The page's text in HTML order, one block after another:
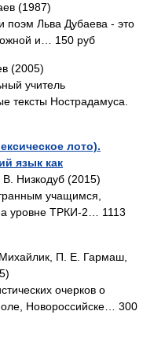
(1987)
поэм Льва Дубаева - это
и… 150 руб
(2005)
учитель
тексты Нострадамуса.
лото).
язык как
Низкодуб (2015)
учащимся,
уровне ТРКИ-2… 1113
П. Е. Гармаш,
очерков о
Новороссийске… 300